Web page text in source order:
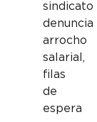
sindicato
denuncia
arrocho
salarial,
filas
de
espera